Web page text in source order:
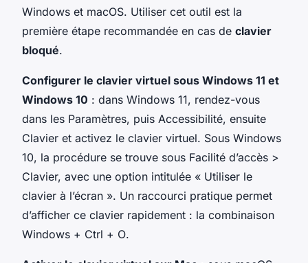
Windows et macOS. Utiliser cet outil est la
première étape recommandée en cas de clavier
bloqué.
Configurer le clavier virtuel sous Windows 11 et
Windows 10 : dans Windows 11, rendez-vous
dans les Paramètres, puis Accessibilité, ensuite
Clavier et activez le clavier virtuel. Sous Windows
10, la procédure se trouve sous Facilité d’accès >
Clavier, avec une option intitulée « Utiliser le
clavier à l’écran ». Un raccourci pratique permet
d’afficher ce clavier rapidement : la combinaison
Windows + Ctrl + O.